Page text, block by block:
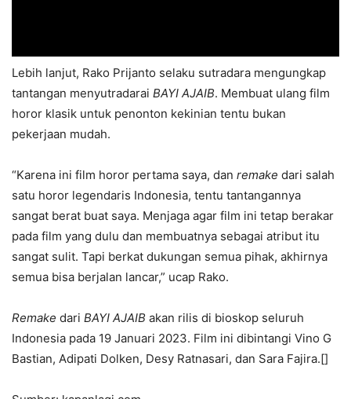
Lebih lanjut, Rako Prijanto selaku sutradara mengungkap
tantangan menyutradarai BAYI AJAIB. Membuat ulang film
horor klasik untuk penonton kekinian tentu bukan
pekerjaan mudah.
“Karena ini film horor pertama saya, dan remake dari salah
satu horor legendaris Indonesia, tentu tantangannya
sangat berat buat saya. Menjaga agar film ini tetap berakar
pada film yang dulu dan membuatnya sebagai atribut itu
sangat sulit. Tapi berkat dukungan semua pihak, akhirnya
semua bisa berjalan lancar,” ucap Rako.
Remake dari BAYI AJAIB akan rilis di bioskop seluruh
Indonesia pada 19 Januari 2023. Film ini dibintangi Vino G
Bastian, Adipati Dolken, Desy Ratnasari, dan Sara Fajira.[]